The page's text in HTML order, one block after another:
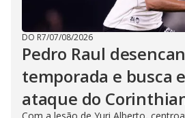
DO R7/07/08/2026
Pedro Raul
temporada e busca
ataque do